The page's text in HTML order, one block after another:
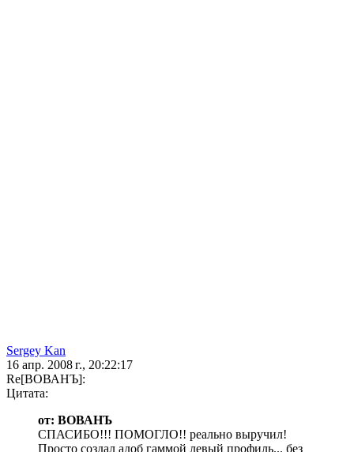
Sergey Kan
16 апр. 2008 г., 20:22:17
Re[ВОВАНЪ]:
Цитата:
от: ВОВАНЪ
СПАСИБО!!! ПОМОГЛО!! реально выручил!
Просто создал адоб гаммой левый профиль... без